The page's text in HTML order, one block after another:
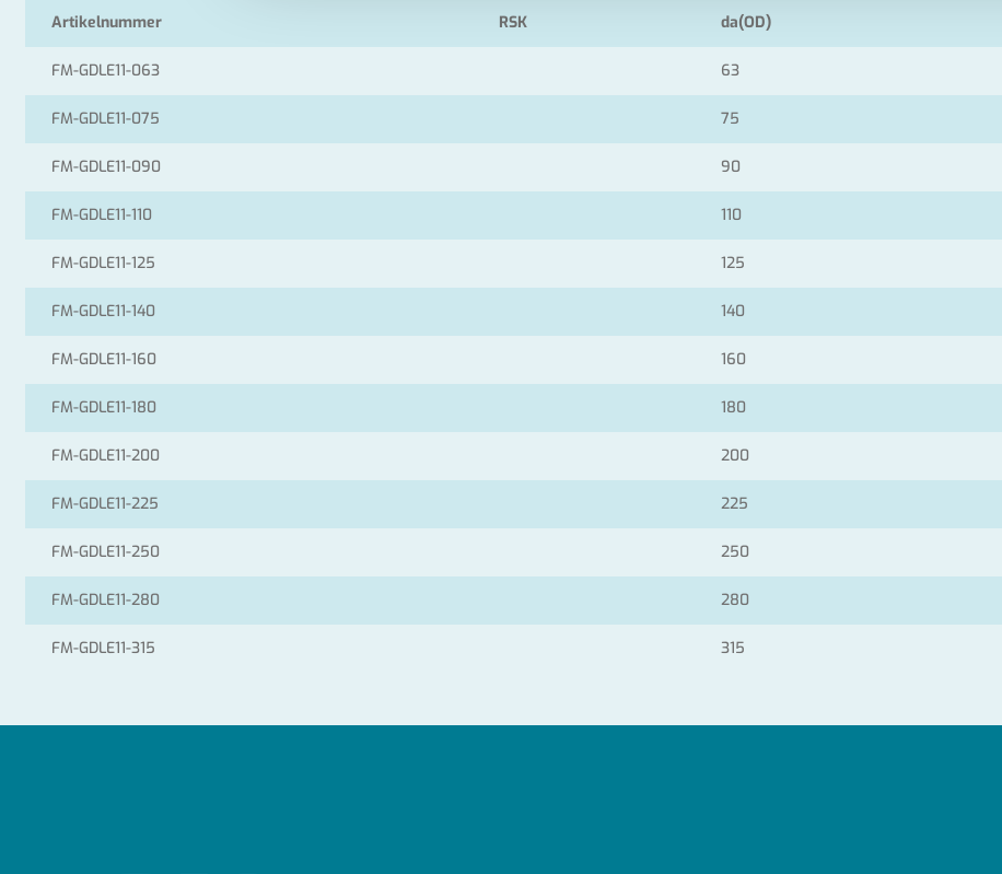
Artikelnummer RSK da(OD)
FM-GDLE11-063 63
FM-GDLE11-075 75
FM-GDLE11-090 90
FM-GDLE11-110 110
FM-GDLE11-125 125
FM-GDLE11-140 140
FM-GDLE11-160 160
FM-GDLE11-180 180
FM-GDLE11-200 200
FM-GDLE11-225 225
FM-GDLE11-250 250
FM-GDLE11-280 280
FM-GDLE11-315 315